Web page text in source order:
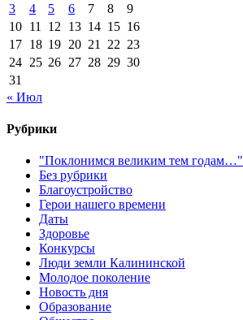
3
4 5 6 7 8
9
10 11 12 13 14 15 16
17 18 19 20 21 22 23
24 25 26 27 28 29 30
31
« Июл
Рубрики
"Поклонимся великим тем годам…"
Без рубрики
Благоустройство
Герои нашего времени
Даты
Здоровье
Конкурсы
Люди земли Калининской
Молодое поколение
Новость дня
Образование